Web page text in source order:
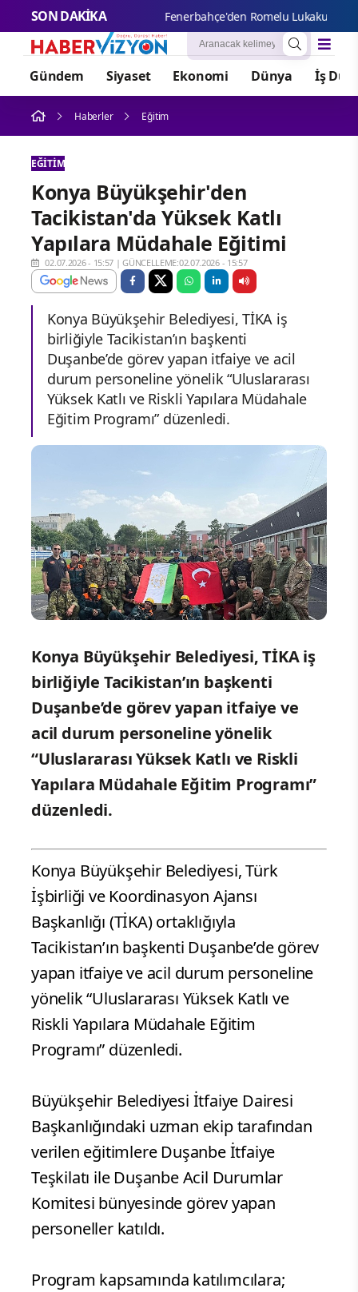
SON DAKİKA
Gündem Siyaset Ekonomi Dünya İş
Haberler Eğitim
EĞITIM
Konya Büyükşehir'den
Tacikistan'da Yüksek Katlı
Yapılara Müdahale Eğitimi
02.07.2026 - 15:57 |GÜNCELLEME:02.07.2026 - 15:57
Konya Büyükşehir Belediyesi, TİKA iş
birliğiyle Tacikistan’ın başkenti
Duşanbe’de görev yapan itfaiye ve acil
durum personeline yönelik “Uluslararası
Yüksek Katlı ve Riskli Yapılara Müdahale
Eğitim Programı” düzenledi.
Konya Büyükşehir Belediyesi, TİKA iş
birliğiyle Tacikistan’ın başkenti
Duşanbe’de görev yapan itfaiye ve
acil durum personeline yönelik
“Uluslararası Yüksek Katlı ve Riskli
Yapılara Müdahale Eğitim Programı”
düzenledi.
Konya Büyükşehir Belediyesi, Türk
İşbirliği ve Koordinasyon Ajansı
Başkanlığı (TİKA) ortaklığıyla
Tacikistan’ın başkenti Duşanbe’de görev
yapan itfaiye ve acil durum personeline
yönelik “Uluslararası Yüksek Katlı ve
Riskli Yapılara Müdahale Eğitim
Programı” düzenledi.
Büyükşehir Belediyesi İtfaiye Dairesi
Başkanlığındaki uzman ekip tarafından
verilen eğitimlere Duşanbe İtfaiye
Teşkilatı ile Duşanbe Acil Durumlar
Komitesi bünyesinde görev yapan
personeller katıldı.
Program kapsamında katılımcılara;